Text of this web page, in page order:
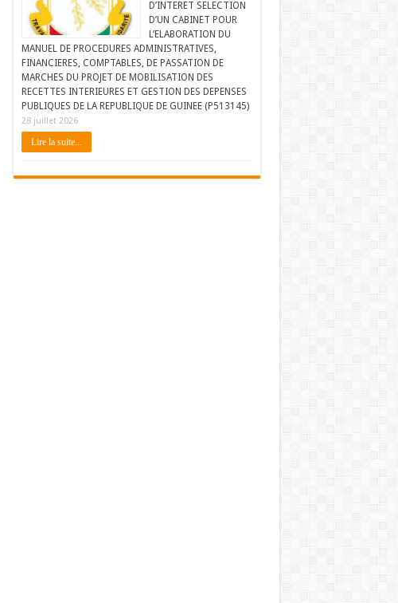
D’INTERET SELECTION
D’UN CABINET POUR
L’ELABORATION DU
MANUEL DE PROCEDURES ADMINISTRATIVES,
FINANCIERES, COMPTABLES, DE PASSATION DE
MARCHES DU PROJET DE MOBILISATION DES
RECETTES INTERIEURES ET GESTION DES DEPENSES
PUBLIQUES DE LA REPUBLIQUE DE GUINEE (P513145)
28 juillet 2026
Lire la suite...